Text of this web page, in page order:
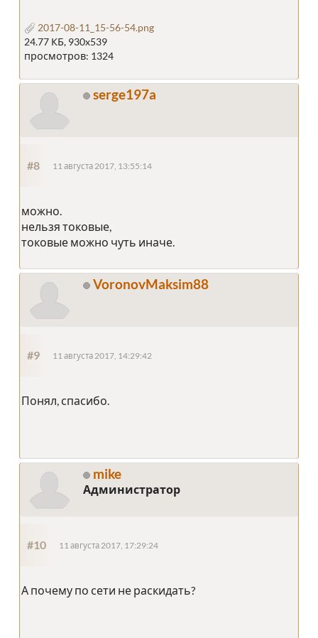
2017-08-11_15-56-54.png
24.77 КБ, 930x539
просмотров: 1324
serge197a
#8 11 августа 2017, 13:55:14
можно.
нельзя токовые,
токовые можно чуть иначе.
VoronovMaksim88
#9 11 августа 2017, 14:29:42
Понял, спасибо.
mike
Администратор
#10 11 августа 2017, 17:29:24
А почему по сети не раскидать?